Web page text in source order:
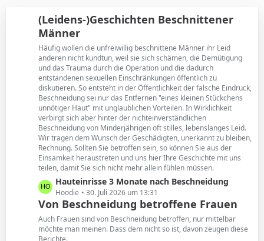
ä
g
e
e
i
t
r
ä
g
e
(Leidens-)Geschichten Beschnittener
Männer
Häufig wollen die unfreiwillig beschnittene Männer ihr Leid
anderen nicht kundtun, weil sie sich schämen, die Demütigung
und das Trauma durch die Operation und die dadurch
entstandenen sexuellen Einschränkungen öffentlich zu
diskutieren. So entsteht in der Öffentlichkeit der falsche Eindruck,
Beschneidung sei nur das Entfernen "eines kleinen Stückchens
unnötiger Haut" mit unglaublichen Vorteilen. In Wirklichkeit
verbirgt sich aber hinter der nichteinverständlichen
Beschneidung von Minderjährigen oft stilles, lebenslanges Leid.
Wir tragen dem Wunsch der Geschädigten, unerkannt zu bleiben,
Rechnung. Sollten Sie betroffen sein, so können Sie aus der
Einsamkeit heraustreten und uns hier Ihre Geschichte mit uns
teilen, damit Sie sich nicht mehr allein fühlen müssen.
L
e
t
z
t
Hauteinrisse 3 Monate nach Beschneidung
Hoodie 30. Juli 2026 um 13:31
Von Beschneidung betroffene Frauen
Auch Frauen sind von Beschneidung betroffen, nur mittelbar
möchte man meinen. Dass dem nicht so ist, davon zeugen diese
Berichte.